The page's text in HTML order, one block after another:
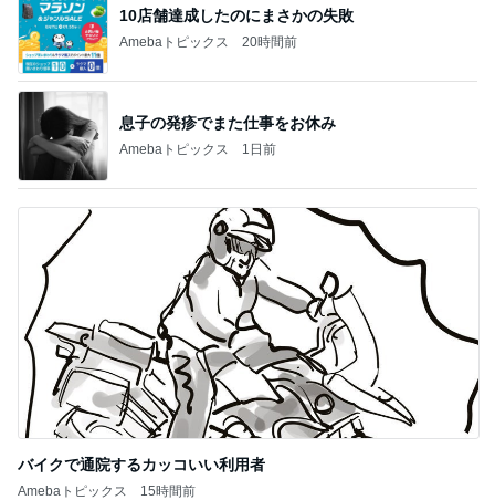
10店舗達成したのにまさかの失敗
Amebaトピックス 20時間前
息子の発疹でまた仕事をお休み
Amebaトピックス 1日前
バイクで通院するカッコいい利用者
Amebaトピックス 15時間前